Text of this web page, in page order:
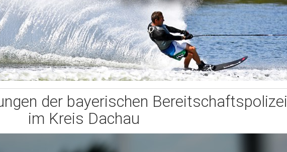
der bayerischen Bereitschaftspolizei
im Kreis Dachau